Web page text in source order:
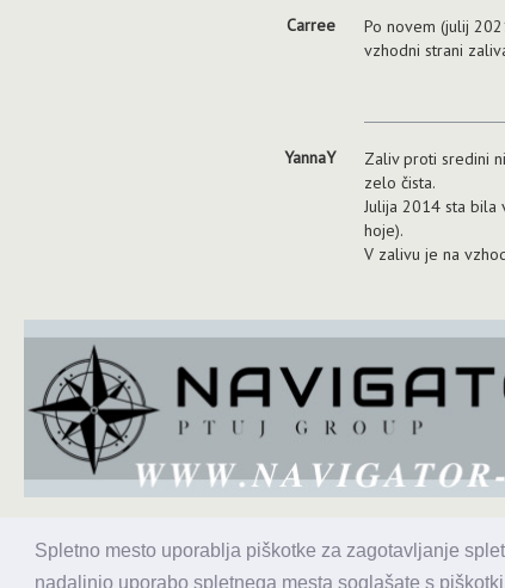
Spletno mesto uporablja piškotke za zagotavljanje
nadaljnjo uporabo spletnega mesta soglašate s
Carree
Po novem (julij
vzhodni strani
YannaY
Zaliv proti sredini
zelo čista.
Julija 2014 sta bila
hoje).
V zalivu je na